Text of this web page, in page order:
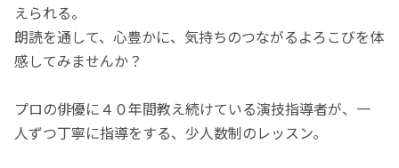
えられる。
朗読を通して、心豊かに、気持ちのつながるよろこびを体
感してみませんか？
プロの俳優に４０年間教え続けている演技指導者が、一
人ずつ丁寧に指導をする、少人数制のレッスン。